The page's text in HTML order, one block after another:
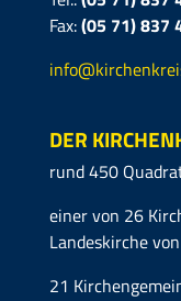
Fax:(05 71)837
DER
rund 450
einer von 26
Landeskirche
21